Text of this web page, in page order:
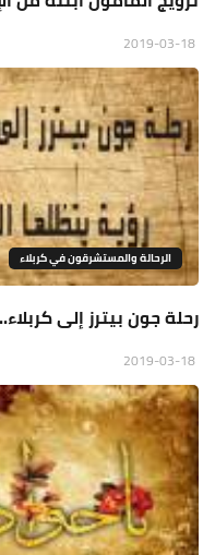
الرحالة والمستشرقون في كربلاء
رحلة جون بيترز إلى